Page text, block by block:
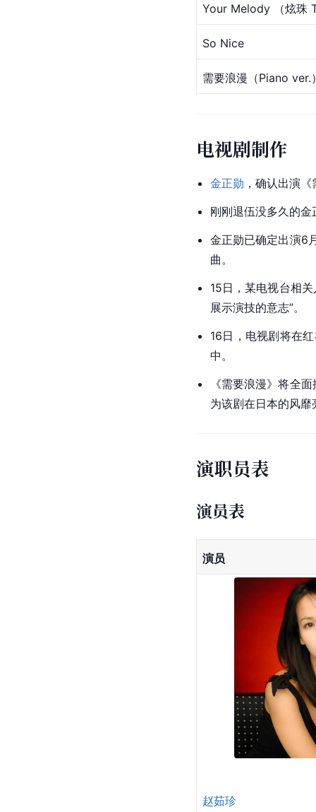
Your Melody （炫珠
So Nice
需要浪漫（Piano ver.
电视剧制作
金正勋 ，确认出演
刚刚退伍没多久的
金正勋已确定出演6
曲。
15日，某电视台相
展示演技的意志”。
16日，电视剧将在
中。
《需要浪漫》将全
为该剧在日本的风
演职员表
演员表
演员
赵茹珍